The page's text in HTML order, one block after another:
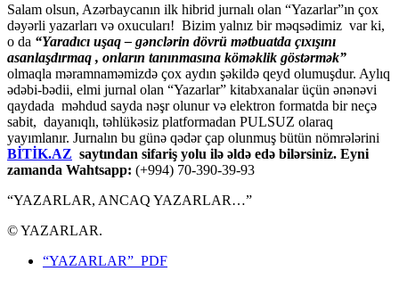
Salam olsun, Azərbaycanın ilk hibrid jurnalı olan “Yazarlar”ın çox
dəyərli yazarları və oxucuları! Bizim yalnız bir məqsədimiz var ki,
o da “Yaradıcı uşaq – gәnclәrin dövrü mәtbuatda çıxışını
asanlaşdırmaq , onların tanınmasına kömәklik göstәrmәk”
olmaqla məramnaməmizdə çox aydın şəkildə qeyd olumuşdur. Aylıq
ədəbi-bədii, elmi jurnal olan “Yazarlar” kitabxanalar üçün ənənəvi
qaydada məhdud sayda nəşr olunur və elektron formatda bir neçə
sabit, dayanıqlı, təhlükəsiz platformadan PULSUZ olaraq
yayımlanır. Jurnalın bu günə qədər çap olunmuş bütün nömrələrini
BİTİK.AZ saytından sifariş yolu ilə əldə edə bilərsiniz. Eyni
zamanda Wahtsapp: (+994) 70-390-39-93
“YAZARLAR, ANCAQ YAZARLAR…”
© YAZARLAR.
“YAZARLAR” PDF